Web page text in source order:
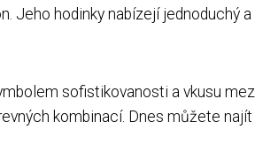
Jeho hodinky nabízejí jednoduchý
sofistikovanosti a vkusu
kombinací. Dnes můžete